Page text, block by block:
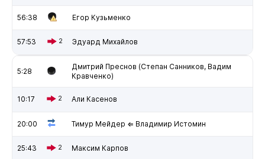
56:38 Егор Кузьменко
57:53 2 Эдуард Михайлов
5:28
Дмитрий Преснов (Степан Санников, Вадим
Кравченко)
10:17 2 Али Касенов
20:00 Тимур Мейдер ⇐ Владимир Истомин
25:43 2 Максим Карпов